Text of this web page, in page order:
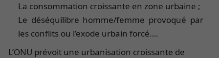
La consommation croissante en zone urbaine ;
Le déséquilibre homme/femme provoqué par
les conflits ou l’exode urbain forcé….
L’ONU prévoit une urbanisation croissante de